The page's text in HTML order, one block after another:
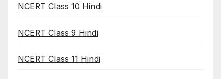
NCERT Class 10 Hindi
NCERT Class 9 Hindi
NCERT Class 11 Hindi